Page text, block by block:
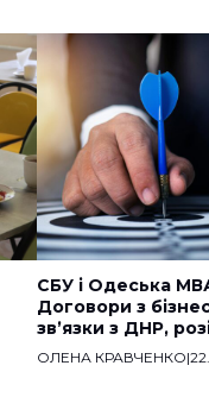
СБУ і Одеська
Договори з
звʼязки з ДНР,
ОЛЕНА КРАВЧЕНКО|